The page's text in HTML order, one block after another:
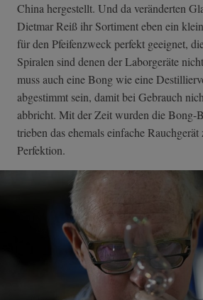
China hergestellt. Und da veränderten
Dietmar Reiß ihr Sortiment eben ein
für den Pfeifenzweck perfekt geeignet,
Spiralen sind denen der Laborgeräte
muss auch eine Bong wie eine
abgestimmt sein, damit bei Gebrauch
abbricht. Mit der Zeit wurden die Bong-
trieben das ehemals einfache
Perfektion.